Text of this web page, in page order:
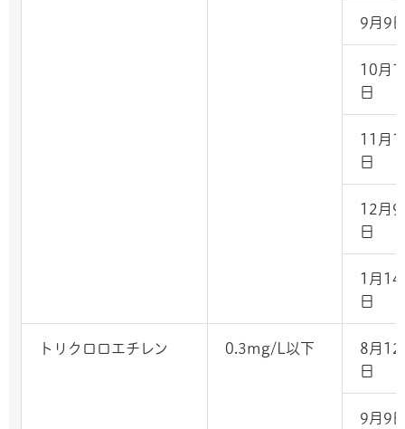
9月9
10月
日
11月
日
12月9
日
1月14
日
トリクロロエチレン 0.3mg/L以下
8月12
日
9月9